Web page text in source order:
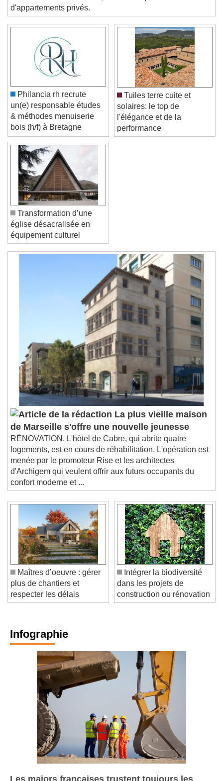
Color
Text Background
Color
Caption Area Background
Font Size
Text Edge Style
Font Family
Reset
Done
Close Modal Dialog
End of dialog window.
d'une résidence étudiante, d'un hôtel quatre étoiles et
d'appartements privés.
Philancia rh recrute
un(e) responsable études
& méthodes menuiserie
bois (h/f) à Bretagne
Tuiles terre cuite et
solaires: le top de
l'élégance et de la
performance
Transformation d’une
église désacralisée en
équipement culturel
La plus vieille maison
de Marseille s'offre une nouvelle jeunesse
RÉNOVATION. L'hôtel de Cabre, qui abrite quatre
logements, est en cours de réhabilitation. L'opération est
menée par le promoteur Rise et les architectes
d'Archigem qui veulent offrir aux futurs occupants du
confort moderne et ...
Maîtres d’oeuvre : gérer
plus de chantiers et
respecter les délais
Intégrer la biodiversité
dans les projets de
construction ou rénovation
Infographie